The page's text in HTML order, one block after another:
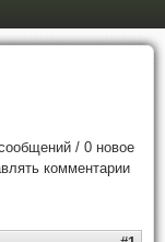
/ 0 новое
комментарии